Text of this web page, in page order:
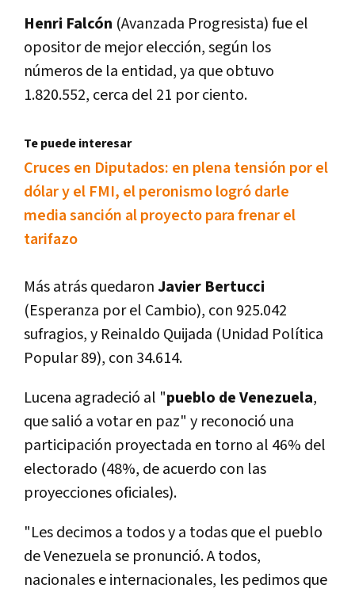
Henri Falcón (Avanzada Progresista) fue el
opositor de mejor elección, según los
números de la entidad, ya que obtuvo
1.820.552, cerca del 21 por ciento.
Te puede interesar
Cruces en Diputados: en plena tensión por el
dólar y el FMI, el peronismo logró darle
media sanción al proyecto para frenar el
tarifazo
Más atrás quedaronJavier Bertucci
(Esperanza por el Cambio), con 925.042
sufragios, y Reinaldo Quijada (Unidad Polí­tica
Popular 89), con 34.614.
Lucena agradeció al "pueblo de Venezuela,
que salió a votar en paz" y reconoció una
participación proyectada en torno al 46% del
electorado (48%, de acuerdo con las
proyecciones oficiales).
"Les decimos a todos y a todas que el pueblo
de Venezuela se pronunció. A todos,
nacionales e internacionales, les pedimos que